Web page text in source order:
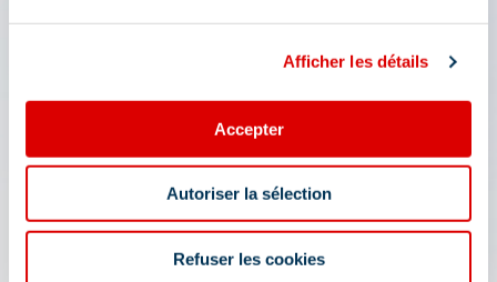
Afficher les détails
Accepter
Autoriser la sélection
Refuser les cookies
De app 3 Vallées: uw reis
Toegang tot alle live functionaliteiten van het
skioord: plattegrond, evenementen, activiteiten,
restaurants, pendelbussen, parkeerplaatsen.
Bereid uw dag in het (hart van het) skigebied Les
3 Vallées voor: openingsvoorwaarden,
weersvooruitzichten, webcams, skipassen....